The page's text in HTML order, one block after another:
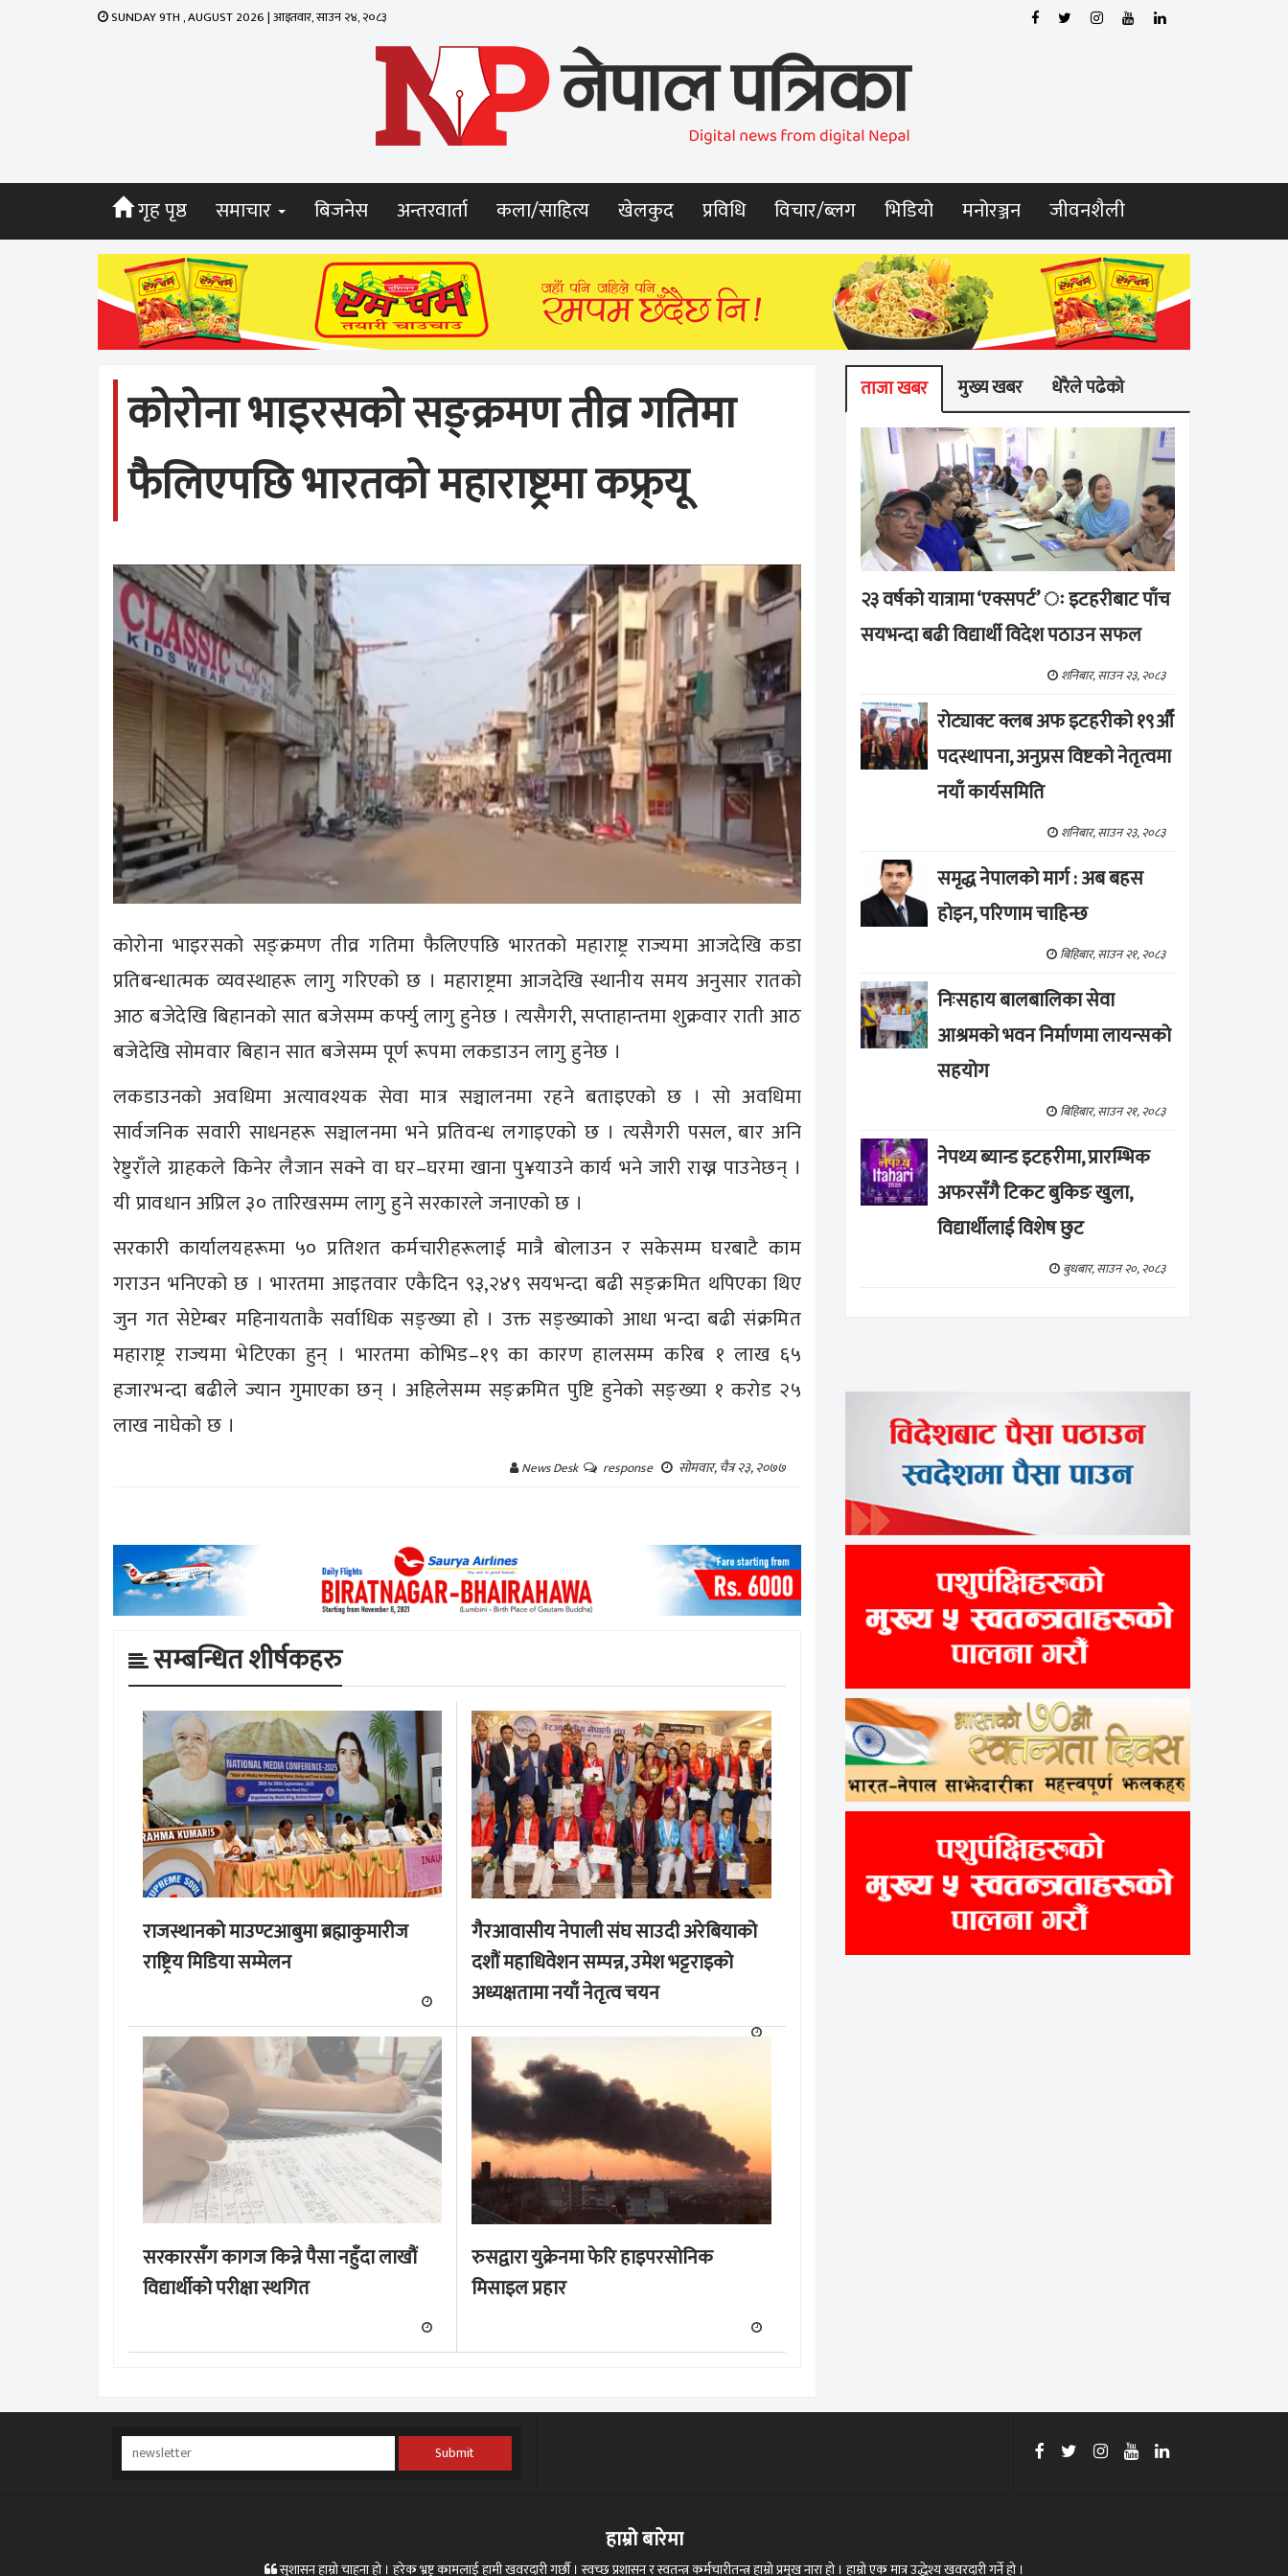
SUNDAY 9TH , AUGUST 2026 | आइतवार, साउन २४, २०८३
गृह पृष्ठ समाचार बिजनेस अन्तरवार्ता कला/साहित्य खेलकुद प्रविधि विचार/ब्लग भिडियो मनोरञ्जन जीवनशैली
कोरोना भाइरसको सङ्क्रमण तीव्र गतिमा
फैलिएपछि भारतको महाराष्ट्रमा कफ्र्यू
कोरोना भाइरसको सङ्क्रमण तीव्र गतिमा फैलिएपछि भारतको महाराष्ट्र राज्यमा आजदेखि कडा
प्रतिबन्धात्मक व्यवस्थाहरू लागु गरिएको छ । महाराष्ट्रमा आजदेखि स्थानीय समय अनुसार रातको
आठ बजेदेखि बिहानको सात बजेसम्म कर्फ्यु लागु हुनेछ । त्यसैगरी, सप्ताहान्तमा शुक्रवार राती आठ
बजेदेखि सोमवार बिहान सात बजेसम्म पूर्ण रूपमा लकडाउन लागु हुनेछ ।
लकडाउनको अवधिमा अत्यावश्यक सेवा मात्र सञ्चालनमा रहने बताइएको छ । सो अवधिमा
सार्वजनिक सवारी साधनहरू सञ्चालनमा भने प्रतिवन्ध लगाइएको छ । त्यसैगरी पसल, बार अनि
रेष्टुराँले ग्राहकले किनेर लैजान सक्ने वा घर–घरमा खाना पु¥याउने कार्य भने जारी राख्न पाउनेछन् ।
यी प्रावधान अप्रिल ३० तारिखसम्म लागु हुने सरकारले जनाएको छ ।
सरकारी कार्यालयहरूमा ५० प्रतिशत कर्मचारीहरूलाई मात्रै बोलाउन र सकेसम्म घरबाटै काम
गराउन भनिएको छ । भारतमा आइतवार एकैदिन ९३,२४९ सयभन्दा बढी सङ्क्रमित थपिएका थिए
जुन गत सेप्टेम्बर महिनायताकै सर्वाधिक सङ्ख्या हो । उक्त सङ्ख्याको आधा भन्दा बढी संक्रमित
महाराष्ट्र राज्यमा भेटिएका हुन् । भारतमा कोभिड–१९ का कारण हालसम्म करिब १ लाख ६५
हजारभन्दा बढीले ज्यान गुमाएका छन् । अहिलेसम्म सङ्क्रमित पुष्टि हुनेको सङ्ख्या १ करोड २५
लाख नाघेको छ ।
News Desk response सोमवार, चैत्र २३, २०७७
सम्बन्धित शीर्षकहरु
राजस्थानको माउण्टआबुमा ब्रह्माकुमारीज
राष्ट्रिय मिडिया सम्मेलन
गैरआवासीय नेपाली संघ साउदी अरेबियाको
दशौं महाधिवेशन सम्पन्न, उमेश भट्टराइको
अध्यक्षतामा नयाँ नेतृत्व चयन
सरकारसँग कागज किन्ने पैसा नहुँदा लाखौं
विद्यार्थीको परीक्षा स्थगित
रुसद्वारा युक्रेनमा फेरि हाइपरसोनिक
मिसाइल प्रहार
ताजा खबर मुख्य खबर धेरैले पढेको
२३ वर्षको यात्रामा ‘एक्सपर्ट’ ः इटहरीबाट पाँच
सयभन्दा बढी विद्यार्थी विदेश पठाउन सफल
शनिबार, साउन २३, २०८३
रोट्याक्ट क्लब अफ इटहरीको १९औँ
पदस्थापना, अनुप्रस विष्टको नेतृत्वमा
नयाँ कार्यसमिति
शनिबार, साउन २३, २०८३
समृद्ध नेपालको मार्ग : अब बहस
होइन, परिणाम चाहिन्छ
बिहिबार, साउन २१, २०८३
निःसहाय बालबालिका सेवा
आश्रमको भवन निर्माणमा लायन्सको
सहयोग
बिहिबार, साउन २१, २०८३
नेपथ्य ब्यान्ड इटहरीमा, प्रारम्भिक
अफरसँगै टिकट बुकिङ खुला,
विद्यार्थीलाई विशेष छुट
बुधबार, साउन २०, २०८३
Submit
हाम्रो बारेमा
सुशासन हाम्रो चाहना हो । हरेक भ्रष्ट्र कामलाई हामी खवरदारी गर्छौ । स्वच्छ प्रशासन र स्वतन्त्र कर्मचारीतन्त्र हाम्रो प्रमुख नारा हो । हाम्रो एक मात्र उद्धेश्य खवरदारी गर्ने हो ।